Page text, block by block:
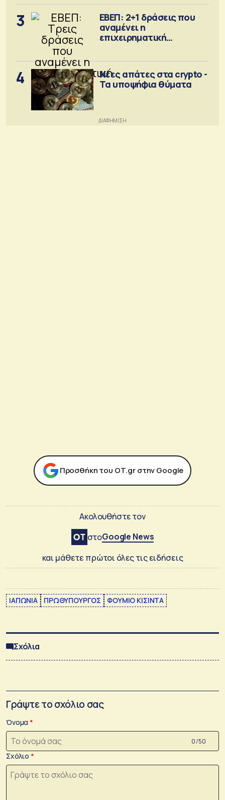
3
ΕΒΕΠ: 2+1 δράσεις που
αναμένει η
επιχειρηματική
4
Νέες απάτες στα crypto -
Τα υποψήφια θύματα
Προσθήκη του ΟΤ.gr στην Google
Ακολουθήστε τον
στοGoogle News
και μάθετε πρώτοι όλες τις ειδήσεις
ΙΑΠΩΝΙΑ ΠΡΩΘΥΠΟΥΡΓΟΣ ΦΟΥΜΙΟ ΚΙΣΙΝΤΑ
Σχόλια
Γράψτε το σχόλιο σας
Όνομα
0 /50
Σχόλιο